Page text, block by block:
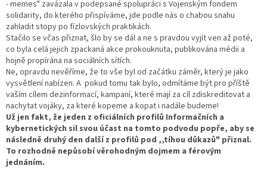
- memes" zavázala v podepsané spolupráci s Vojenským fondem
solidarity, do kterého přispíváme, jde podle nás o chabou snahu
zahladit stopy po fízlovských praktikách.
Stačilo se včas přiznat, šlo by se dál a ne s pravdou vyjít ven až poté,
co byla celá jejich zpackaná akce prokouknuta, publikována médii a
hojně propírána na sociálních sítích.
Ne, opravdu nevěříme, že to vše byl od začátku záměr, který je jako
vysvětlení nabízen. A pokud tomu tak bylo, odmítáme být pro příště
vaším cílem dezinformací, kampaní, které mají za cíl zdiskreditovat a
nachytat vojáky, za které kopeme a kopat i nadále budeme!
Už jen fakt, že jeden z oficiálních profilů Informačních a
kybernetických sil svou účast na tomto podvodu popře, aby se
následně druhý den další z profilů pod ,,tíhou důkazů" přiznal.
To rozhodně nepůsobí věrohodným dojmem a férovým
jednáním.